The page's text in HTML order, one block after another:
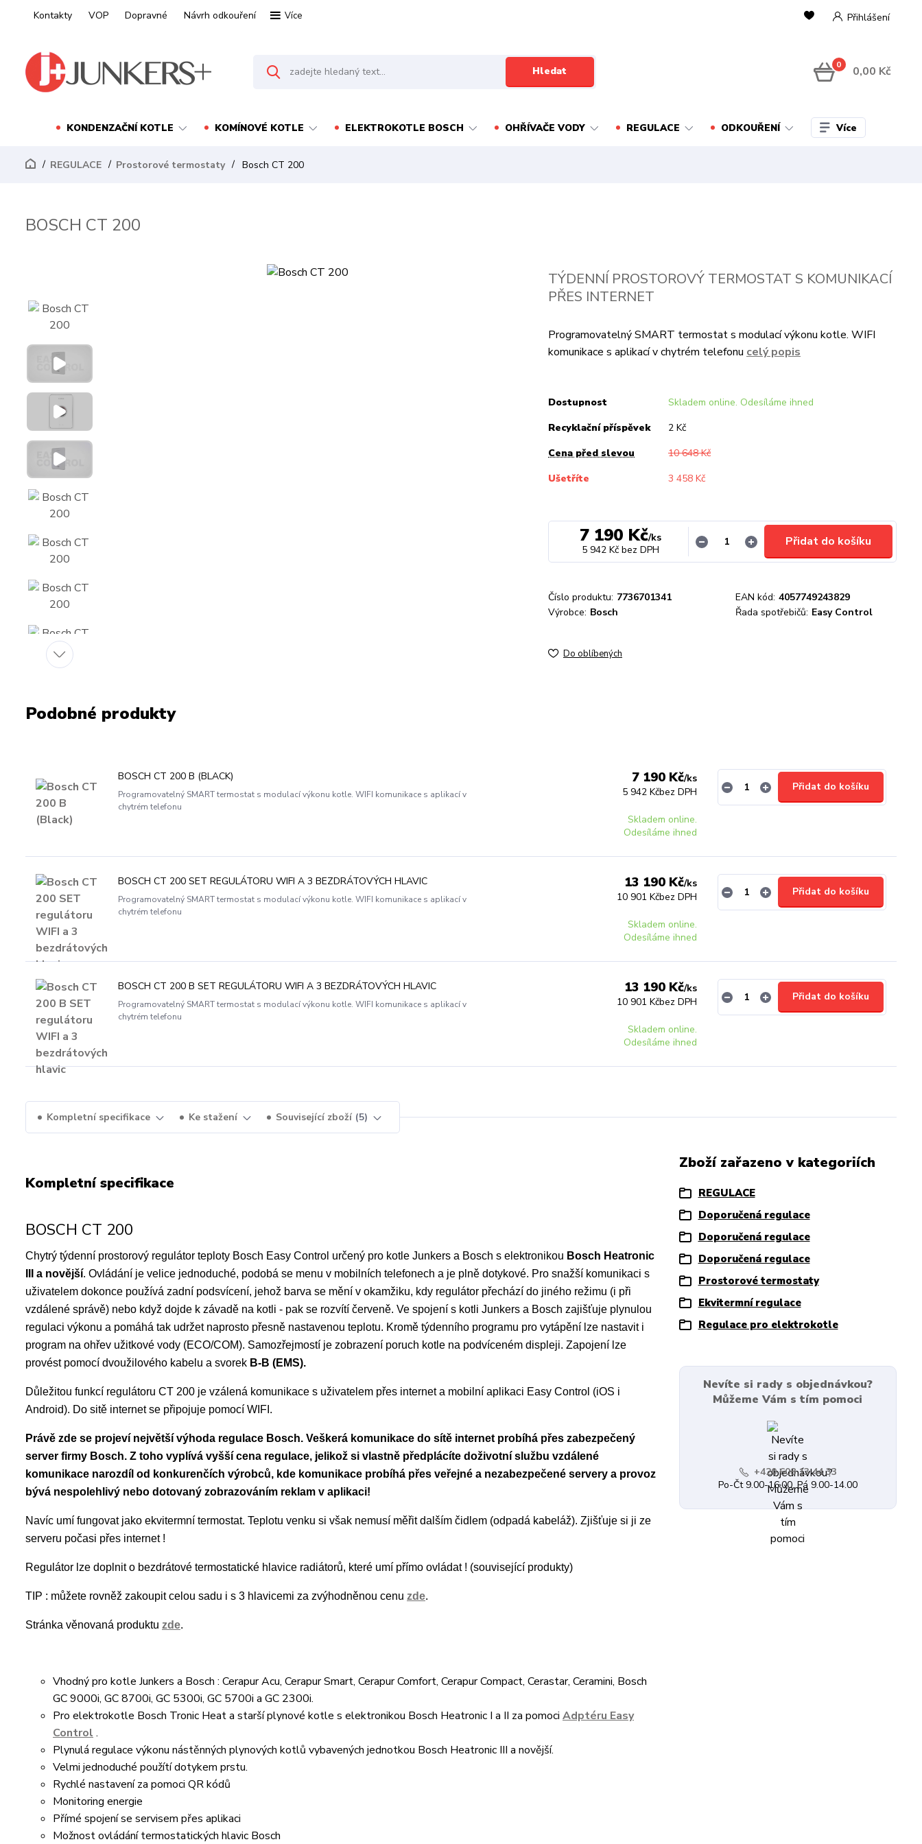
Kontakty VOP Dopravné Návrh odkouření Více Přihlášení
Hledat 0 0,00 Kč
KONDENZAČNÍ KOTLE KOMÍNOVÉ KOTLE ELEKTROKOTLE BOSCH OHŘÍVAČE VODY REGULACE ODKOUŘENÍ Více
REGULACE Prostorové termostaty Bosch CT 200
BOSCH CT 200
TÝDENNÍ PROSTOROVÝ TERMOSTAT S KOMUNIKACÍ
PŘES INTERNET
Programovatelný SMART termostat s modulací výkonu kotle. WIFI
komunikace s aplikací v chytrém telefonu celý popis
Dostupnost
Skladem online. Odesíláme ihned
Recyklační příspěvek
2 Kč
Cena před slevou
10 648 Kč
Ušetříte
3 458 Kč
7 190 Kč/ks
5 942 Kč bez DPH
Přidat do košíku
Číslo produktu: 7736701341 EAN kód: 4057749243829
Výrobce: Bosch Řada spotřebičů: Easy Control
Do oblíbených
Podobné produkty
BOSCH CT 200 B (BLACK)
Programovatelný SMART termostat s modulací výkonu kotle. WIFI komunikace s aplikací v
chytrém telefonu
7 190 Kč/ks
5 942 Kčbez DPH
Skladem online.
Odesíláme ihned
Přidat do košíku
BOSCH CT 200 SET REGULÁTORU WIFI A 3 BEZDRÁTOVÝCH HLAVIC
Programovatelný SMART termostat s modulací výkonu kotle. WIFI komunikace s aplikací v
chytrém telefonu
13 190 Kč/ks
10 901 Kčbez DPH
Skladem online.
Odesíláme ihned
Přidat do košíku
BOSCH CT 200 B SET REGULÁTORU WIFI A 3 BEZDRÁTOVÝCH HLAVIC
Programovatelný SMART termostat s modulací výkonu kotle. WIFI komunikace s aplikací v
chytrém telefonu
13 190 Kč/ks
10 901 Kčbez DPH
Skladem online.
Odesíláme ihned
Přidat do košíku
Kompletní specifikace Ke stažení Související zboží 5
Kompletní specifikace
BOSCH CT 200
Chytrý týdenní prostorový regulátor teploty Bosch Easy Control určený pro kotle Junkers a Bosch s elektronikou Bosch Heatronic
III a novější. Ovládání je velice jednoduché, podobá se menu v mobilních telefonech a je plně dotykové. Pro snažší komunikaci s
uživatelem dokonce používá zadní podsvícení, jehož barva se mění v okamžiku, kdy regulátor přechází do jiného režimu (i při
vzdálené správě) nebo když dojde k závadě na kotli - pak se rozvítí červeně. Ve spojení s kotli Junkers a Bosch zajišťuje plynulou
regulaci výkonu a pomáhá tak udržet naprosto přesně nastavenou teplotu. Kromě týdenního programu pro vytápění lze nastavit i
program na ohřev užitkové vody (ECO/COM). Samozřejmostí je zobrazení poruch kotle na podvíceném displeji. Zapojení lze
provést pomocí dvoužilového kabelu a svorek B-B (EMS).
Důležitou funkcí regulátoru CT 200 je vzálená komunikace s uživatelem přes internet a mobilní aplikaci Easy Control (iOS i
Android). Do sitě internet se připojuje pomocí WIFI.
Právě zde se projeví největší výhoda regulace Bosch. Veškerá komunikace do sítě internet probíhá přes zabezpečený
server firmy Bosch. Z toho vyplívá vyšší cena regulace, jelikož si vlastně předplácíte doživotní službu vzdálené
komunikace narozdíl od konkurenčích výrobců, kde komunikace probíhá přes veřejné a nezabezpečené servery a provoz
bývá nespolehlivý nebo dotovaný zobrazováním reklam v aplikaci!
Navíc umí fungovat jako ekvitermní termostat. Teplotu venku si však nemusí měřit dalším čidlem (odpadá kabeláž). Zjišťuje si ji ze
serveru počasi přes internet !
Regulátor lze doplnit o bezdrátové termostatické hlavice radiátorů, které umí přímo ovládat ! (související produkty)
TIP : můžete rovněž zakoupit celou sadu i s 3 hlavicemi za zvýhodněnou cenu zde.
Stránka věnovaná produktu zde.
Vhodný pro kotle Junkers a Bosch : Cerapur Acu, Cerapur Smart, Cerapur Comfort, Cerapur Compact, Cerastar, Ceramini, Bosch
GC 9000i, GC 8700i, GC 5300i, GC 5700i a GC 2300i.
Pro elektrokotle Bosch Tronic Heat a starší plynové kotle s elektronikou Bosch Heatronic I a II za pomoci Adptéru Easy
Control .
Plynulá regulace výkonu nástěnných plynových kotlů vybavených jednotkou Bosch Heatronic III a novější.
Velmi jednoduché použítí dotykem prstu.
Rychlé nastavení za pomoci QR kódů
Monitoring energie
Přímé spojení se servisem přes aplikaci
Možnost ovládání termostatických hlavic Bosch
Zboží zařazeno v kategoriích
REGULACE
Doporučená regulace
Doporučená regulace
Doporučená regulace
Prostorové termostaty
Ekvitermní regulace
Regulace pro elektrokotle
Nevíte si rady s objednávkou?
Můžeme Vám s tím pomoci
+420 608 13 44 33
Po-Čt 9.00-16.00, Pá 9.00-14.00